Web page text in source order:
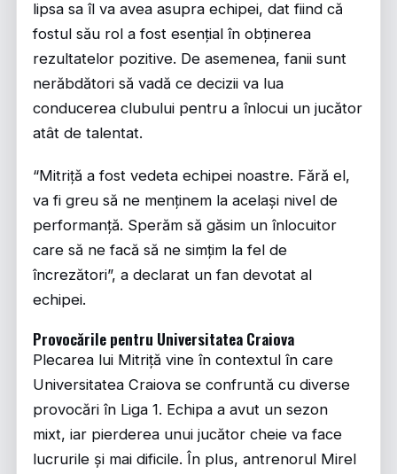
lipsa sa îl va avea asupra echipei, dat fiind că
fostul său rol a fost esențial în obținerea
rezultatelor pozitive. De asemenea, fanii sunt
nerăbdători să vadă ce decizii va lua
conducerea clubului pentru a înlocui un jucător
atât de talentat.
“Mitriță a fost vedeta echipei noastre. Fără el,
va fi greu să ne menținem la același nivel de
performanță. Sperăm să găsim un înlocuitor
care să ne facă să ne simțim la fel de
încrezători”, a declarat un fan devotat al
echipei.
Provocările pentru Universitatea Craiova
Plecarea lui Mitriță vine în contextul în care
Universitatea Craiova se confruntă cu diverse
provocări în Liga 1. Echipa a avut un sezon
mixt, iar pierderea unui jucător cheie va face
lucrurile și mai dificile. În plus, antrenorul Mirel